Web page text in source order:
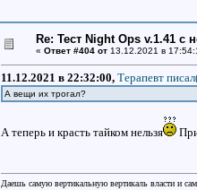
Re: Тест Night Ops v.1.41 с
« Ответ #404 от13.12.2021 в
11.12.2021 в 22:32:00, Терапевт
А вещи их трогал?
А теперь и красть тайком нельзя При
Даешь самую вертикальную вертикаль власти и